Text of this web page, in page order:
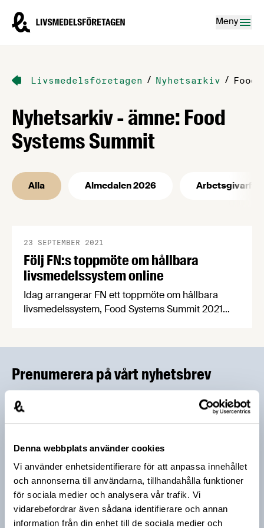
Denna webbplats använder cookies
Vi använder enhetsidentifierare för att anpassa innehållet
och annonserna till användarna, tillhandahålla funktioner
för sociala medier och analysera vår trafik. Vi
vidarebefordrar även sådana identifierare och annan
information från din enhet till de sociala medier och
Livsmedelsföretagen – till startsidan
Meny
Livsmedelsföretagen / Nyhetsarkiv / Food
Nyhetsarkiv - ämne: Food
Systems Summit
Alla Almedalen 2026
Följ FN:s toppmöte om hållbara
livsmedelssystem online
23 SEPTEMBER 2021
Idag arrangerar FN ett toppmöte om hållbara
livsmedelssystem, Food Systems Summit 2021
deltar i mötet, och för den som är intresserad går
det att följa mötet online.
Prenumerera på vårt nyhetsbrev
Vårt nyhetsbrev kommer ut 3-4 gånger i månaden och
riktar sig till alla med ett intresse för
livsmedelsföretagande och den svenska
nyhetsbrev godkänner du Livsmedelsföretagens
hantering av personuppgifter.
E-post: